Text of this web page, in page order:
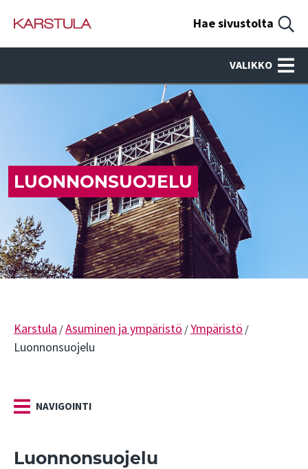
Hae sivustolta
VALIKKO
LUONNONSUOJELU
Karstula /Asuminen ja ympäristö /Ympäristö /
Luonnonsuojelu
NAVIGOINTI
Luonnonsuojelu